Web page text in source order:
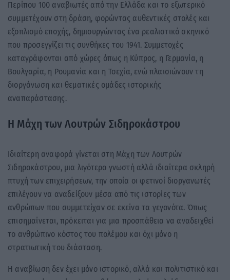
Περίπου 100 αναβιωτές από την Ελλάδα και το εξωτερικό
συμμετέχουν στη δράση, φορώντας αυθεντικές στολές και
εξοπλισμό εποχής, δημιουργώντας ένα ρεαλιστικό σκηνικό
που προσεγγίζει τις συνθήκες του 1941. Συμμετοχές
καταγράφονται από χώρες όπως η Κύπρος, η Γερμανία, η
Βουλγαρία, η Ρουμανία και η Τσεχία, ενώ πλαισιώνουν τη
διοργάνωση και θεματικές ομάδες ιστορικής
αναπαράστασης.
Η Μάχη των Λουτρών Σιδηροκάστρου
Ιδιαίτερη αναφορά γίνεται στη Μάχη των Λουτρών
Σιδηροκάστρου, μια λιγότερο γνωστή αλλά ιδιαίτερα σκληρή
πτυχή των επιχειρήσεων, την οποία οι φετινοί διοργανωτές
επιλέγουν να αναδείξουν μέσα από τις ιστορίες των
ανθρώπων που συμμετείχαν σε εκείνα τα γεγονότα. Όπως
επισημαίνεται, πρόκειται για μια προσπάθεια να αναδειχθεί
το ανθρώπινο κόστος του πολέμου και όχι μόνο η
στρατιωτική του διάσταση.
Η αναβίωση δεν έχει μόνο ιστορικό, αλλά και πολιτιστικό και